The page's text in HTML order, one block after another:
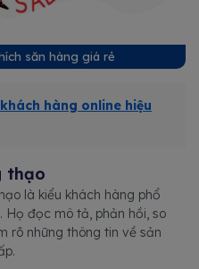
săn hàng giá rẻ
hàng online hiệu
thạo
là kiểu khách hàng phổ
Họ đọc mô tả, phản hồi, so
rõ những thông tin về sản